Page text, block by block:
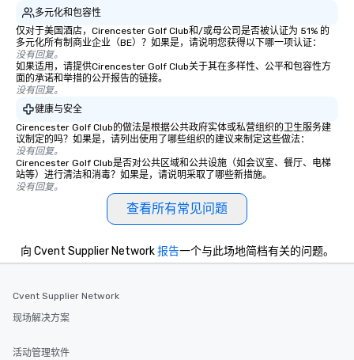
多元化和包容性
仅对于美国酒店，Cirencester Golf Club和/或母公司是否被认证为 51% 的
多元化所有制商业企业（BE）？如果是，请说明您获得以下哪一项认证：
没有回复。
如果适用，请提供Cirencester Golf Club关于其在多样性、公平和包容性方
面的承诺和举措的公开报告的链接。
没有回复。
健康与安全
Cirencester Golf Club的做法是根据公共政府实体或私营组织的卫生服务建
议制定的吗？如果是，请列出使用了哪些组织的建议来制定这些做法：
没有回复。
Cirencester Golf Club是否对公共区域和公共设施（如会议室、餐厅、电梯
站等）进行清洁和消毒？如果是，请说明采取了哪些新措施。
没有回复。
查看所有常见问题
向 Cvent Supplier Network报告一个与此场地简档有关的问题。
Cvent Supplier Network
现场解决方案
活动管理软件